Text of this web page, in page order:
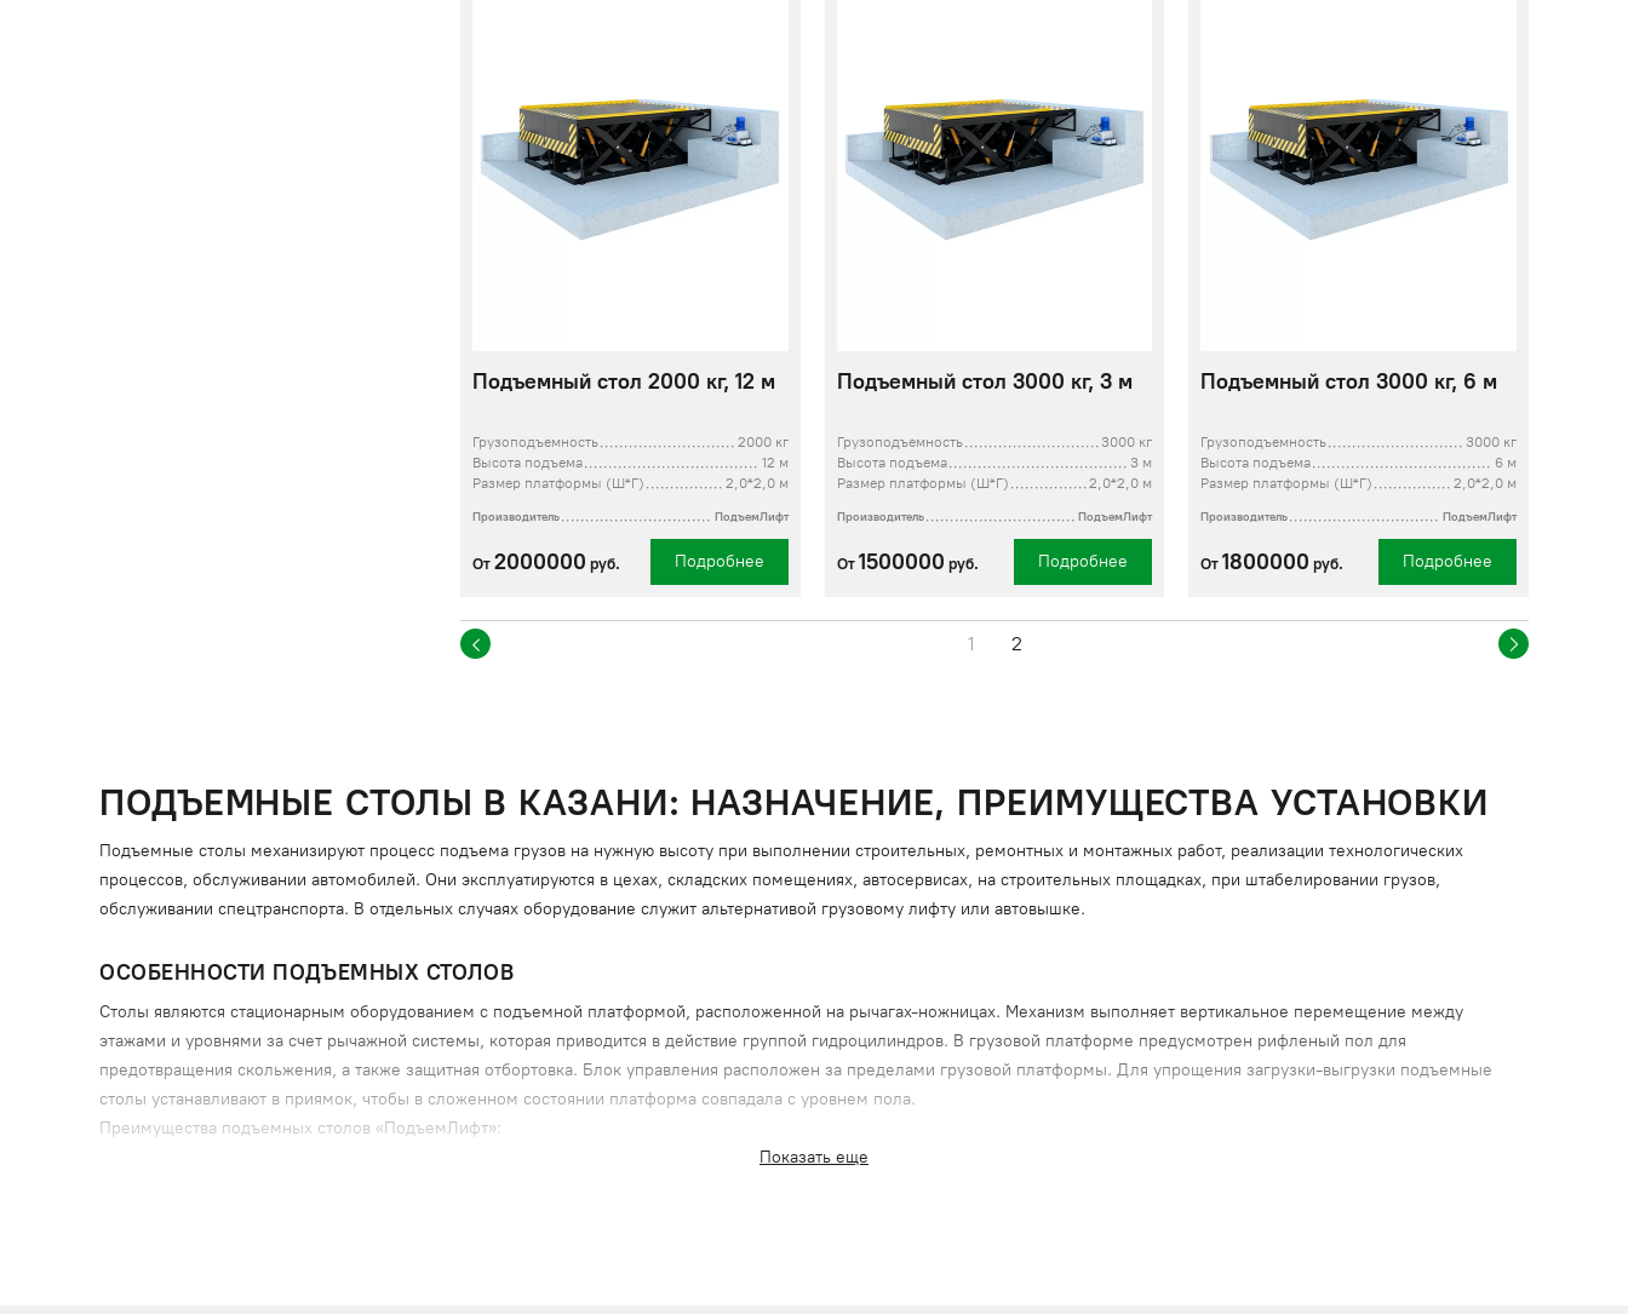
Подъемный стол 2000 кг, 12 м
Грузоподъемность
2000 кг
Высота подъема
12 м
Размер платформы (Ш*Г)
2,0*2,0 м
Производитель ПодъемЛифт
От 2000000 руб. Подробнее
Подъемный стол 3000 кг, 3 м
Грузоподъемность
3000 кг
Высота подъема
3 м
Размер платформы (Ш*Г)
2,0*2,0 м
Производитель ПодъемЛифт
От 1500000 руб. Подробнее
Подъемный стол 3000 кг, 6 м
Грузоподъемность
3000 кг
Высота подъема
6 м
Размер платформы (Ш*Г)
2,0*2,0 м
Производитель ПодъемЛифт
От1800000 руб. Подробнее
1 2
ПОДЪЕМНЫЕ СТОЛЫ В КАЗАНИ: НАЗНАЧЕНИЕ, ПРЕИМУЩЕСТВА УСТАНОВКИ
Подъемные столы механизируют процесс подъема грузов на нужную высоту при выполнении строительных, ремонтных и монтажных работ, реализации технологических
процессов, обслуживании автомобилей. Они эксплуатируются в цехах, складских помещениях, автосервисах, на строительных площадках, при штабелировании грузов,
обслуживании спецтранспорта. В отдельных случаях оборудование служит альтернативой грузовому лифту или автовышке.
ОСОБЕННОСТИ ПОДЪЕМНЫХ СТОЛОВ
Столы являются стационарным оборудованием с подъемной платформой, расположенной на рычагах-ножницах. Механизм выполняет вертикальное перемещение между
этажами и уровнями за счет рычажной системы, которая приводится в действие группой гидроцилиндров. В грузовой платформе предусмотрен рифленый пол для
предотвращения скольжения, а также защитная отбортовка. Блок управления расположен за пределами грузовой платформы. Для упрощения загрузки-выгрузки подъемные
столы устанавливают в приямок, чтобы в сложенном состоянии платформа совпадала с уровнем пола.
Преимущества подъемных столов «ПодъемЛифт»:
Показать еще